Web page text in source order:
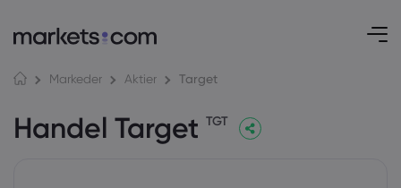
Markeder Aktier Target
Handel Target TGT